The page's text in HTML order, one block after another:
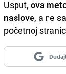
Usput, ova
naslove, a ne
početnoj